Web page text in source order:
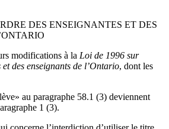
DES ENSEIGNANTES ET DES
modifications à la Loi de 1996 sur
et des enseignants de l’Ontario, dont les
au paragraphe 58.1 (3) deviennent
1 (3).